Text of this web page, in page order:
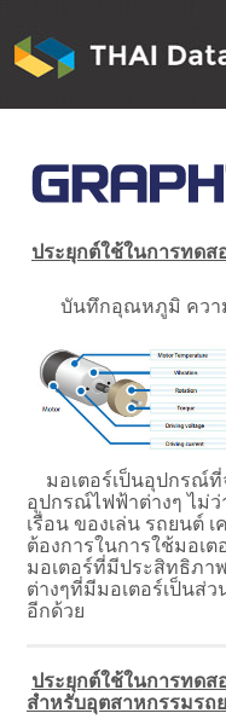
ประยุกต์ใช้ในการทด
บันทึกอุณหภูมิ ความเ
มอเตอร์เป็นอุปกรณ์ที่
อุปกรณ์ไฟฟ้าต่างๆ ไม่ว่
เรื่อน ของเล่น รถยนต์
ต้องการในการใช้มอเ
มอเตอร์ที่มีประสิทธิภา
ต่างๆที่มีมอเตอร์เป็นส่
อีกด้วย
ประยุกต์ใช้ในการทด
สำหรับอุตสาหกรรมรถ